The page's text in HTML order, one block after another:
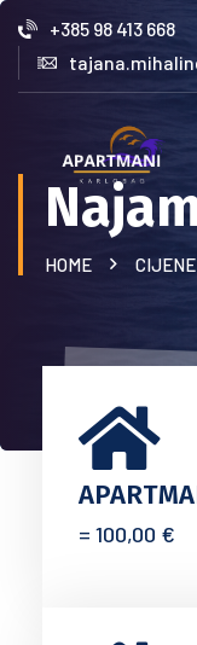
+385 98 413 668
HOME CIJENE
= 100,00 €